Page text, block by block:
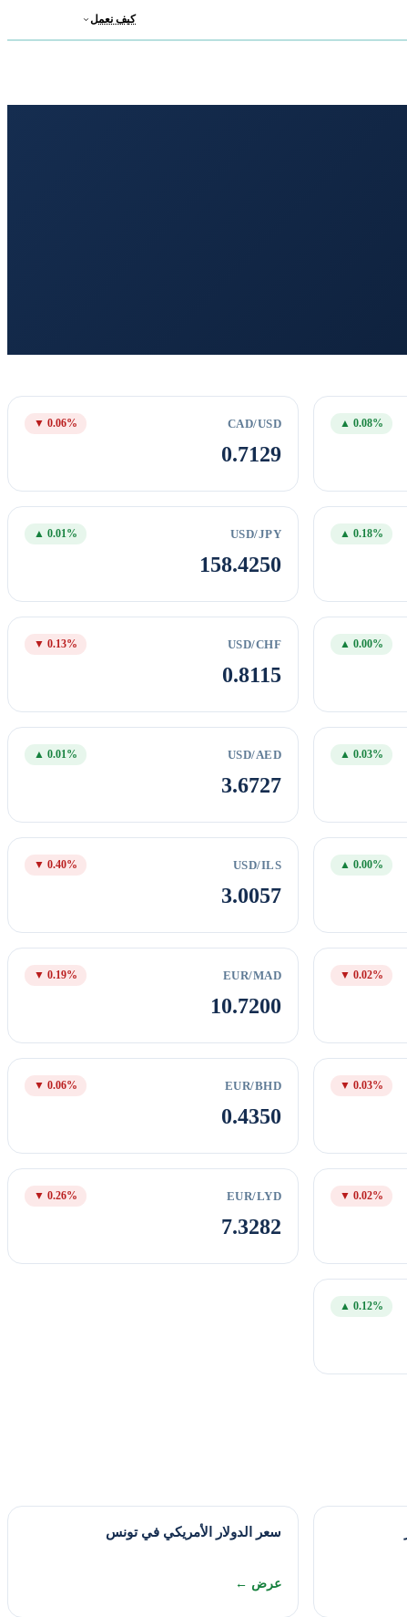
كيف نعمل
▲ 0.08%
CAD/USD
▼ 0.06%
0.7129
▲ 0.18%
USD/JPY
▲ 0.01%
158.4250
▲ 0.00%
USD/CHF
▼ 0.13%
0.8115
▲ 0.03%
USD/AED
▲ 0.01%
3.6727
▲ 0.00%
USD/ILS
▼ 0.40%
3.0057
▼ 0.02%
EUR/MAD
▼ 0.19%
10.7200
▼ 0.03%
EUR/BHD
▼ 0.06%
0.4350
▼ 0.02%
EUR/LYD
▼ 0.26%
7.3282
▲ 0.12%
سعر الدولار الأمريكي في تونس
عرض ←